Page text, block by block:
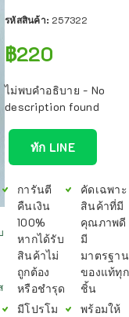
รหัสสินค้า: 257322
฿220
ไม่พบคำอธิบาย - No
description found
ทัก LINE
การันตี
คืนเงิน
100%
หากได้รับ
สินค้าไม่
ถูกต้อง
หรือชำรุด
มีโปรโม
คัดเฉพาะ
สินค้าที่มี
คุณภาพดี
มี
มาตรฐาน
ของแท้ทุก
ชิ้น
พร้อมให้